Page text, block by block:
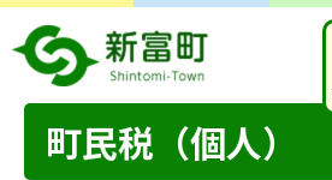
町民税（個人）